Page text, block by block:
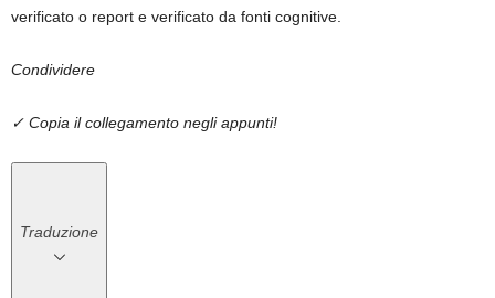
verificato o report e verificato da fonti cognitive.
Condividere
✓ Copia il collegamento negli appunti!
Traduzione